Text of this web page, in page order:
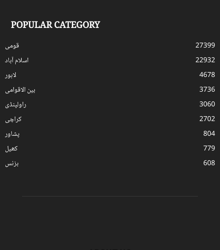
POPULAR CATEGORY
قومی
27399
اسلام آباد
22932
لاہور
4678
بین الاقوامی
3736
راولپنڈی
3060
کراچی
2702
پشاور
804
کھیل
779
بزنس
608